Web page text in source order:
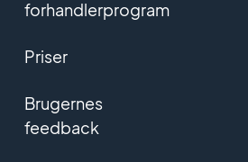
forhandlerprogram
Priser
Brugernes
feedback